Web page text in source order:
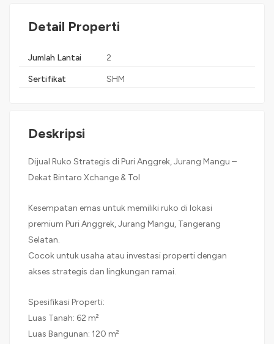
Detail Properti
Jumlah Lantai 2
Sertifikat SHM
Deskripsi
Dijual Ruko Strategis di Puri Anggrek, Jurang Mangu –
Dekat Bintaro Xchange & Tol
Kesempatan emas untuk memiliki ruko di lokasi
premium Puri Anggrek, Jurang Mangu, Tangerang
Selatan.
Cocok untuk usaha atau investasi properti dengan
akses strategis dan lingkungan ramai.
Spesifikasi Properti:
Luas Tanah: 62 m²
Luas Bangunan: 120 m²